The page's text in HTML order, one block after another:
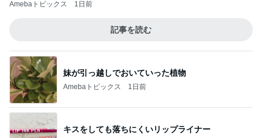
Amebaトピックス 1日前
記事を読む
妹が引っ越しでおいていった植物
Amebaトピックス 1日前
キスをしても落ちにくいリップライナー